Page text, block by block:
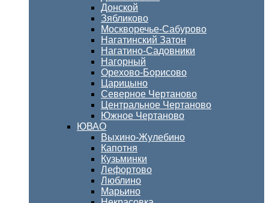
Донской
Зябликово
Москворечье-Сабурово
Нагатинский Затон
Нагатино-Садовники
Нагорный
Орехово-Борисово
Царицыно
Северное Чертаново
Центральное Чертаново
Южное Чертаново
ЮВАО
Выхино-Жулебино
Капотня
Кузьминки
Лефортово
Люблино
Марьино